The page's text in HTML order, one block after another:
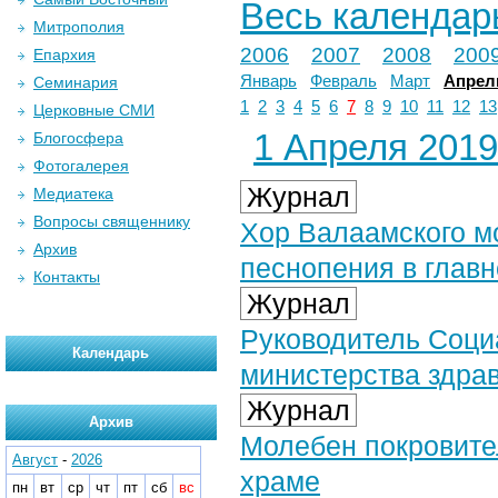
Весь
2006 2007 2008
Январь Февраль Март
1
2 3 4 5 6 7 8 9 10 11 12 13
1 Апреля 2019
Журнал
Хор Валаамского
песнопения в
Журнал
Руководитель
министерства
Журнал
Молебен
храме
Митрополия
Епархия
Семинария
Церковные СМИ
Блогосфера
Фотогалерея
Медиатека
Вопросы священнику
Архив
Контакты
Календарь
Архив
Август - 2026
пн
вт ср чт пт сб
вс